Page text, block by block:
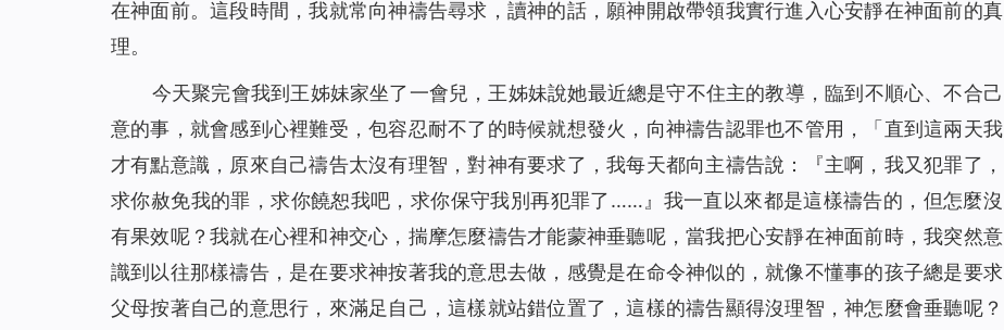
12 與其昧著良心工作 不如做誠實人大膽地說NO（有聲讀物） 1845 00:00
13
依靠神，收穫的不只是工作（有聲讀物） 2533 19:53
15 身患淋巴癌，是神將我從死亡邊緣救回（有聲讀物） 2209 00:00
16 聖經裡的話都是神默示的嗎 1729 00:00
17 神的拯救，使我脫離了「巫醫」的苦害（有聲讀物） 2226 21:58
18 神的話語帶領我走出家人圍攻（有聲讀物） 2351 00:00
19 看！主耶穌已「駕雲降臨」（有聲讀物） 2001 00:00
20 放下賭博後真輕鬆（有聲讀物） 1849 00:00
在神面前。這段時間，我就常向神禱告尋求，讀神的話，願神開啟帶領我實行進入心安靜在神面前的真
理。
今天聚完會我到王姊妹家坐了一會兒，王姊妹說她最近總是守不住主的教導，臨到不順心、不合己
意的事，就會感到心裡難受，包容忍耐不了的時候就想發火，向神禱告認罪也不管用，「直到這兩天我
才有點意識，原來自己禱告太沒有理智，對神有要求了，我每天都向主禱告說：『主啊，我又犯罪了，
求你赦免我的罪，求你饒恕我吧，求你保守我別再犯罪了……』我一直以來都是這樣禱告的，但怎麼沒
有果效呢？我就在心裡和神交心，揣摩怎麼禱告才能蒙神垂聽呢，當我把心安靜在神面前時，我突然意
識到以往那樣禱告，是在要求神按著我的意思去做，感覺是在命令神似的，就像不懂事的孩子總是要求
父母按著自己的意思行，來滿足自己，這樣就站錯位置了，這樣的禱告顯得沒理智，神怎麼會垂聽呢？